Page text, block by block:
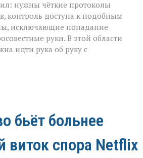
нужны чёткие протоколы
контроль доступа к подобным
исключающие попадание
руки. В этой области
идти рука об руку с
бьёт больнее
виток спора Netflix